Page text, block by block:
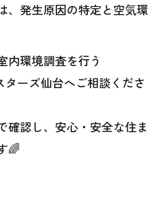
、発生原因の特定と空気環
内環境調査を行う
ーズ仙台へご相談くださ
確認し、安心・安全な住ま
🌈